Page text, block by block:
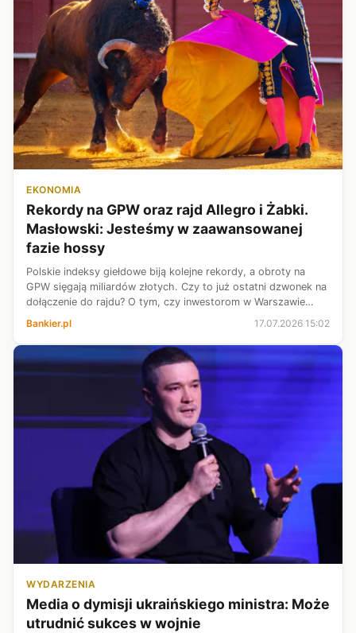
EKONOMIA
Rekordy na GPW oraz rajd Allegro i Żabki.
Masłowski: Jesteśmy w zaawansowanej
fazie hossy
Polskie indeksy giełdowe biją kolejne rekordy, a obroty na
GPW sięgają miliardów złotych. Czy to już ostatni dzwonek na
dołączenie do rajdu? O tym, czy inwestorom w Warszawie
Wschodzie, dla...
Bankier.pl 17.07.2026 15:02
WYDARZENIA
Media o dymisji ukraińskiego ministra: Może
utrudnić sukces w wojnie